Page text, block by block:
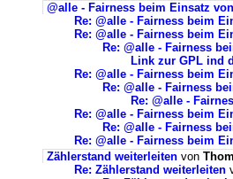
@alle - Fairness beim Einsatz
Re: @alle - Fairness beim
Re: @alle - Fairness beim
Re: @alle - Fairness
Link zur GPL ind
Re: @alle - Fairness beim
Re: @alle - Fairness
Re: @alle -
Re: @alle - Fairness beim
Re: @alle - Fairness
Re: @alle - Fairness beim
Zählerstand weiterleiten von
Re: Zählerstand weiterleiten